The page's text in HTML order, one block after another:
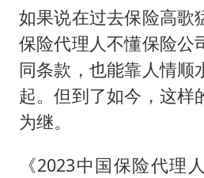
如果说在过去保险高歌
保险代理人不懂保险公
同条款，也能靠人情顺
起。但到了如今，这样
为继。
《2023中国保险代理